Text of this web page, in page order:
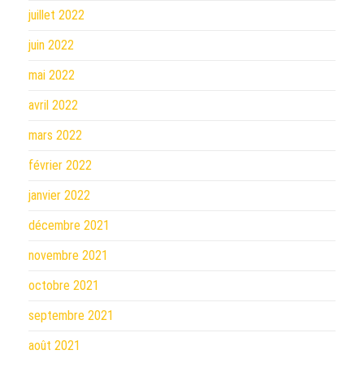
juillet 2022
juin 2022
mai 2022
avril 2022
mars 2022
février 2022
janvier 2022
décembre 2021
novembre 2021
octobre 2021
septembre 2021
août 2021